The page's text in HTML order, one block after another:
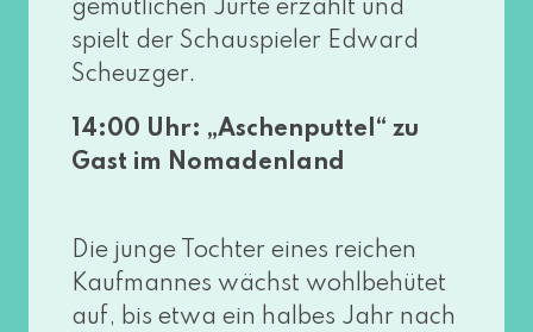
gemüt­li­chen Jurte erzählt und
spielt der Schauspieler Edward
Scheuzger.
14:00 Uhr: „Aschenputtel“ zu
Gast im Nomadenland
Die jun­ge Tochter eines rei­chen
Kaufmannes wächst wohl­be­hü­tet
auf, bis etwa ein hal­bes Jahr nach